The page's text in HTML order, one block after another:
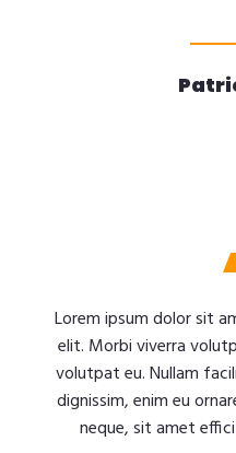
Lorem ipsum dolor sit
elit. Morbi viverra
volutpat eu. Nullam
dignissim, enim eu
neque, sit amet